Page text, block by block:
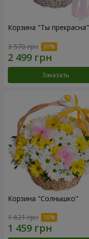
Корзина "Ты прекрасна"
3 570 грн
Заказать
Корзина "Солнышко"
1 621 грн